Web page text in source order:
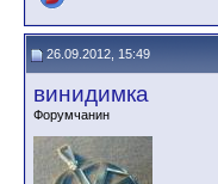
26.09.2012, 15:49
винидимка
Форумчанин